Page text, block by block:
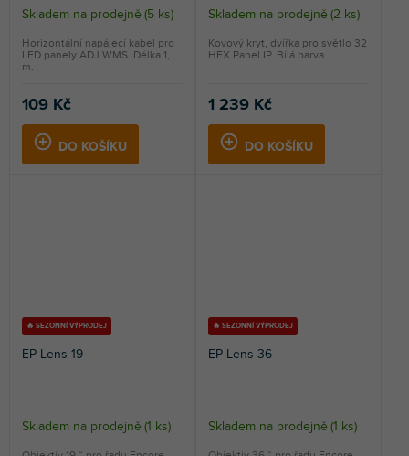
Skladem na prodejně (5 ks)
109 Kč
DO KOŠÍKU
Horizontální napájecí kabel pro
LED panely ADJ WMS. Délka 1,3
m.
Skladem na prodejně (2 ks)
1 239 Kč
DO KOŠÍKU
Kovový kryt, dvířka pro světlo 32
HEX Panel IP. Bílá barva.
🔥 SEZONNÍ VÝPRODEJ
EP Lens 19
Skladem na prodejně (1 ks)
🔥 SEZONNÍ VÝPRODEJ
EP Lens 36
Skladem na prodejně (1 ks)